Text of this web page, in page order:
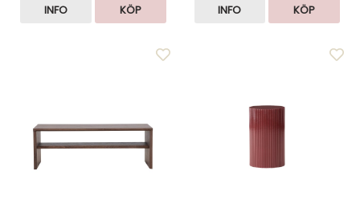
INFO KÖP INFO KÖP